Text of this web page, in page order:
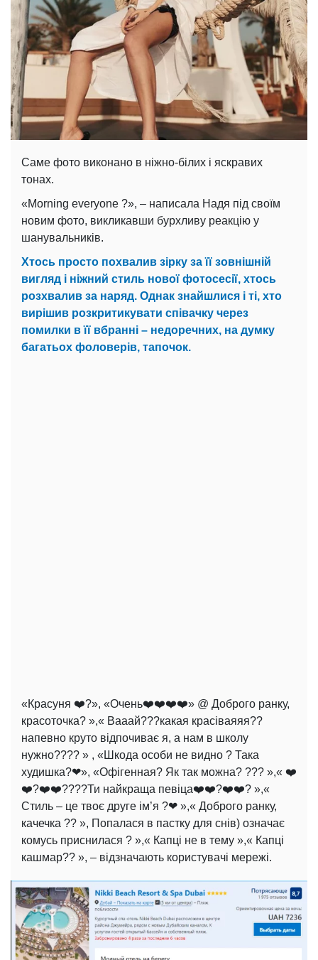
Саме фото виконано в ніжно-білих і яскравих
тонах.
«Morning everyone ?», – написала Надя під своїм
новим фото, викликавши бурхливу реакцію у
шанувальників.
Хтось просто похвалив зірку за її зовнішній
вигляд і ніжний стиль нової фотосесії, хтось
розхвалив за наряд. Однак знайшлися і ті, хто
вирішив розкритикувати співачку через
помилки в її вбранні – недоречних, на думку
багатьох фоловерів, тапочок.
«Красуня ❤️?», «Очень❤️❤️❤️❤️» @ Доброго ранку,
красоточка? »,« Вааай???какая красіваяяя??
напевно круто відпочиває я, а нам в школу
нужно???? » , «Шкода особи не видно ? Така
худишка?❤», «Офігенная? Як так можна? ??? »,« ❤️
❤️?❤️❤️????Ти найкраща певіца❤️❤️?❤️❤️? »,«
Стиль – це твоє друге ім’я ?❤ »,« Доброго ранку,
качечка ?? », Попалася в пастку для снів) означає
комусь приснилася ? »,« Капці не в тему »,« Капці
кашмар?? », – відзначають користувачі мережі.